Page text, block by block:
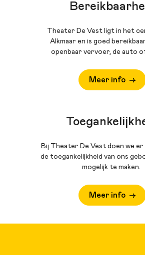
Theater De Vest ligt in het
Alkmaar en is goed
openbaar vervoer, de auto
Meer info
Bij Theater De Vest doen we er
de toegankelijkheid van ons
mogelijk te maken.
Meer info